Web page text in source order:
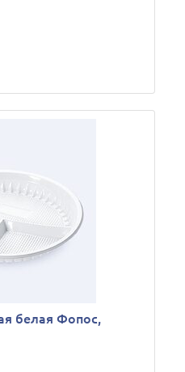
белая Фопос,